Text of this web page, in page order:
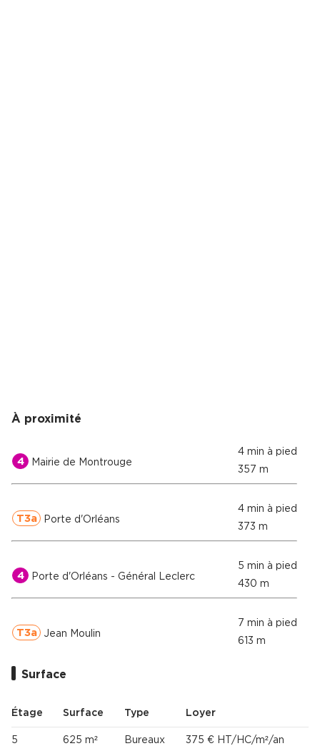
À proximité
4 Mairie de Montrouge
4 min à pied
357 m
T3a Porte d'Orléans
4 min à pied
373 m
4 Porte d'Orléans - Général Leclerc
5 min à pied
430 m
T3a Jean Moulin
7 min à pied
613 m
Surface
Étage Surface Type Loyer
5 625 m² Bureaux 375 € HT/HC/m²/an